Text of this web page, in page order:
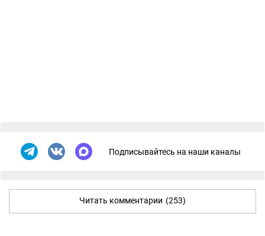
Подписывайтесь на наши каналы
Читать комментарии (253)